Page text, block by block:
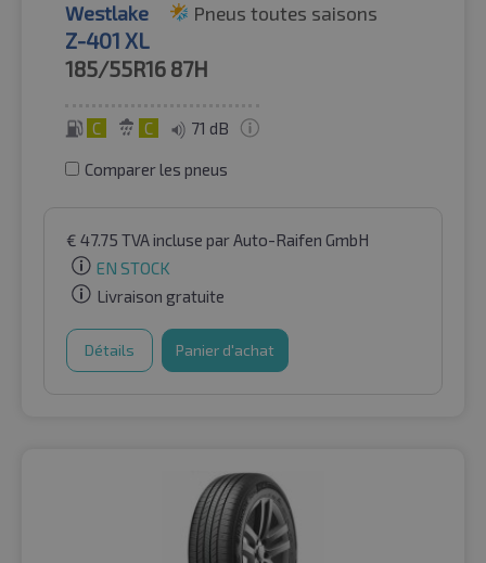
Westlake Pneus toutes saisons
Z-401 XL
185/55R16 87H
C C 71 dB
Comparer les pneus
€ 47.75 TVA incluse par Auto-Raifen GmbH
EN STOCK
Livraison gratuite
Détails Panier d'achat